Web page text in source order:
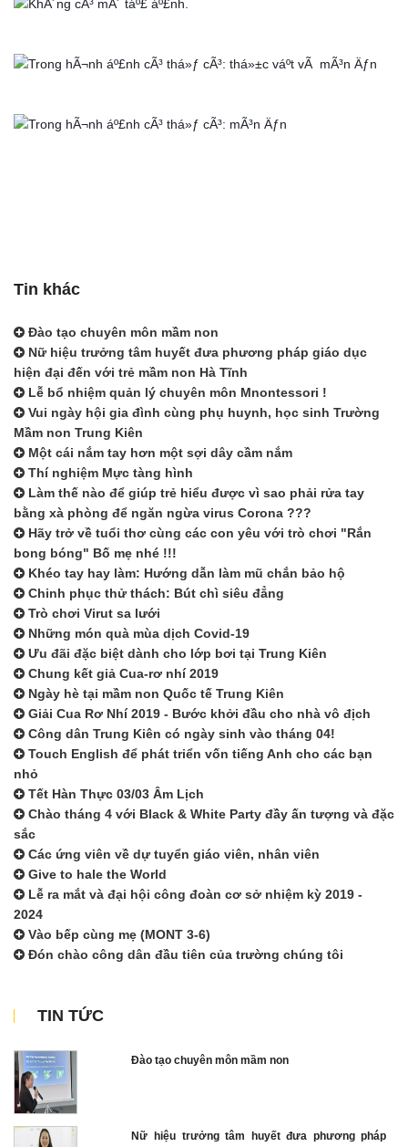
Tin khác
Đào tạo chuyên môn mầm non
Nữ hiệu trưởng tâm huyết đưa phương pháp giáo dục
hiện đại đến với trẻ mầm non Hà Tĩnh
Lễ bổ nhiệm quản lý chuyên môn Mnontessori !
Vui ngày hội gia đình cùng phụ huynh, học sinh Trường
Mầm non Trung Kiên
Một cái nắm tay hơn một sợi dây cầm nắm
Thí nghiệm Mực tàng hình
Làm thế nào để giúp trẻ hiểu được vì sao phải rửa tay
bằng xà phòng để ngăn ngừa virus Corona ???
Hãy trở về tuổi thơ cùng các con yêu với trò chơi "Rắn
bong bóng" Bố mẹ nhé !!!
Khéo tay hay làm: Hướng dẫn làm mũ chắn bảo hộ
Chinh phục thử thách: Bút chì siêu đẳng
Trò chơi Virut sa lưới
Những món quà mùa dịch Covid-19
Ưu đãi đặc biệt dành cho lớp bơi tại Trung Kiên
Chung kết giả Cua-rơ nhí 2019
Ngày hè tại mầm non Quốc tế Trung Kiên
Giải Cua Rơ Nhí 2019 - Bước khởi đầu cho nhà vô địch
Công dân Trung Kiên có ngày sinh vào tháng 04!
Touch English để phát triển vốn tiếng Anh cho các bạn
nhỏ
Tết Hàn Thực 03/03 Âm Lịch
Chào tháng 4 với Black & White Party đầy ấn tượng và đặc
sắc
Các ứng viên về dự tuyển giáo viên, nhân viên
Give to hale the World
Lễ ra mắt và đại hội công đoàn cơ sở nhiệm kỳ 2019 -
2024
Vào bếp cùng mẹ (MONT 3-6)
Đón chào công dân đầu tiên của trường chúng tôi
TIN TỨC
Đào tạo chuyên môn mầm non
Nữ hiệu trưởng tâm huyết đưa phương pháp